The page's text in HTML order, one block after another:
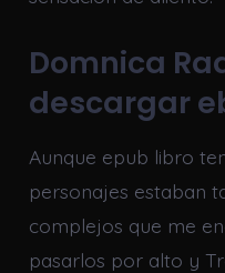
Domnica
descargar
Aunque epub libro
personajes estaban
complejos que me
pasarlos por alto y